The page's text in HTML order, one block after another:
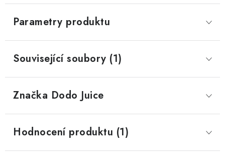
Parametry produktu
Související soubory (1)
Značka Dodo Juice
Hodnocení produktu (1)